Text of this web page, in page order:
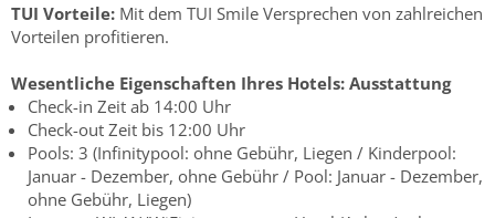
TUI Vorteile: Mit dem TUI Smile Versprechen von zahlreichen
Vorteilen profitieren.
Wesentliche Eigenschaften Ihres Hotels: Ausstattung
Check-in Zeit ab 14:00 Uhr
Check-out Zeit bis 12:00 Uhr
Pools: 3 (Infinitypool: ohne Gebühr, Liegen / Kinderpool:
Januar - Dezember, ohne Gebühr / Pool: Januar - Dezember,
ohne Gebühr, Liegen)